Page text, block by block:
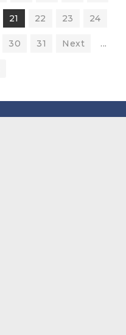
21 22 23 24
30 31 Next ...